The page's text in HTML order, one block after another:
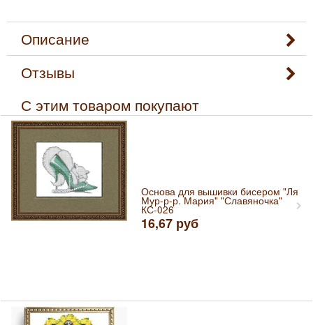
Описание
Отзывы
С этим товаром покупают
Основа для вышивки бисером "Ля
Мур-р-р. Мария" "Славяночка"
КС-026
16,67 руб